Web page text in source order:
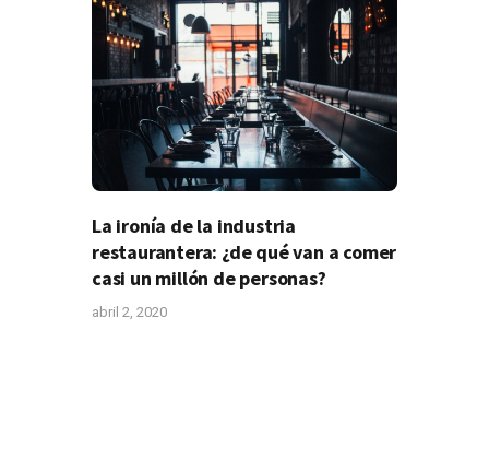
La ironía de la industria
restaurantera: ¿de qué van a comer
casi un millón de personas?
abril 2, 2020